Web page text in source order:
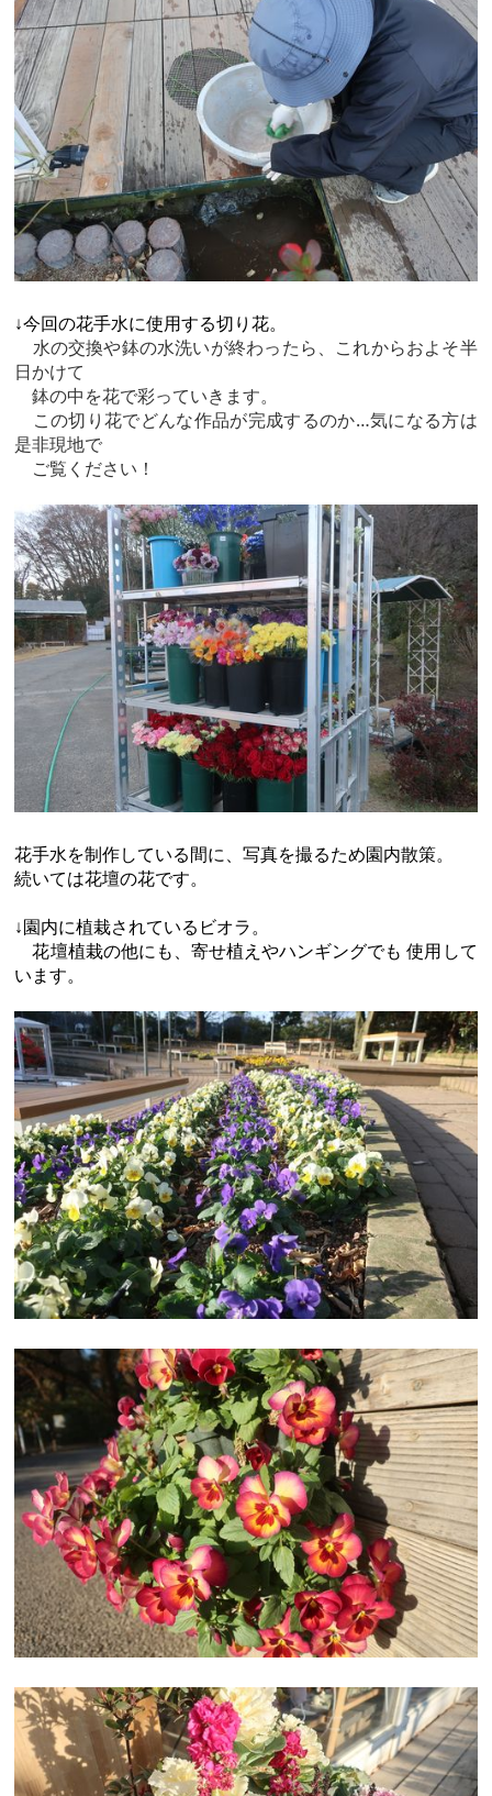
↓今回の花手水に使用する切り花。
水の交換や鉢の水洗いが終わったら、これからおよそ半
日かけて
鉢の中を花で彩っていきます。
この切り花でどんな作品が完成するのか…気になる方は
是非現地で
ご覧ください！
花手水を制作している間に、写真を撮るため園内散策。
続いては花壇の花です。
↓園内に植栽されているビオラ。
花壇植栽の他にも、寄せ植えやハンギングでも 使用して
います。